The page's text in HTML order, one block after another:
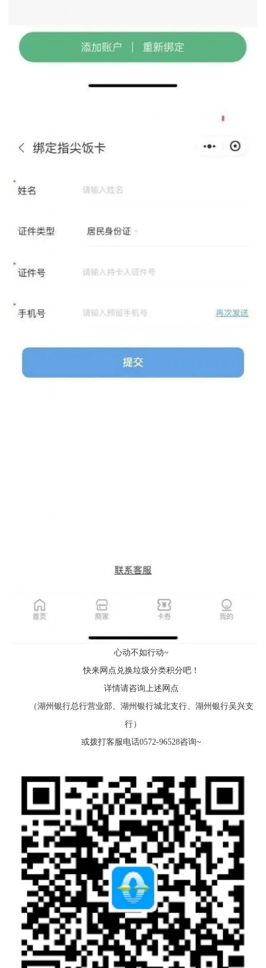
心动不如行动~
快来网点兑换垃圾分类积分吧！
详情请咨询上述网点
（湖州银行总行营业部、湖州银行城北支行、湖州银行吴兴支
行）
或拨打客服电话0572-96528咨询~